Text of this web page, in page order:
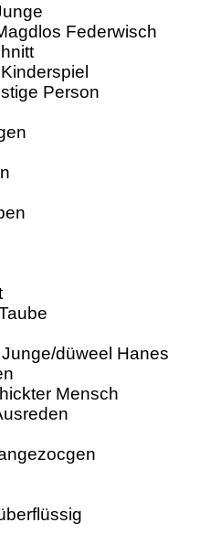
Federwisch
Person
düweel Hanes
Mensch